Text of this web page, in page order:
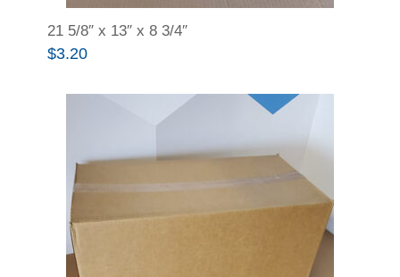
21 5/8″ x 13″ x 8 3/4″
$3.20